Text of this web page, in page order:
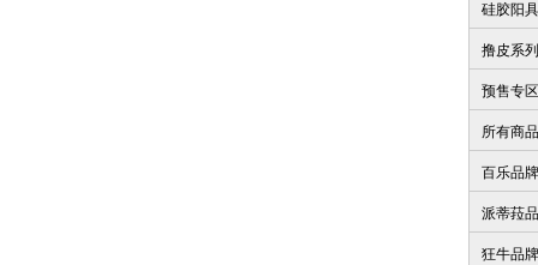
硅胶阳具
撸皮系列
预售专区
所有商品
百乐品牌
派蒂菈
狂牛品牌